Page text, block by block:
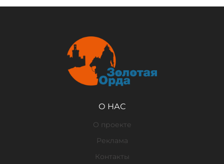
О НАС
О проекте
Реклама
Контакты